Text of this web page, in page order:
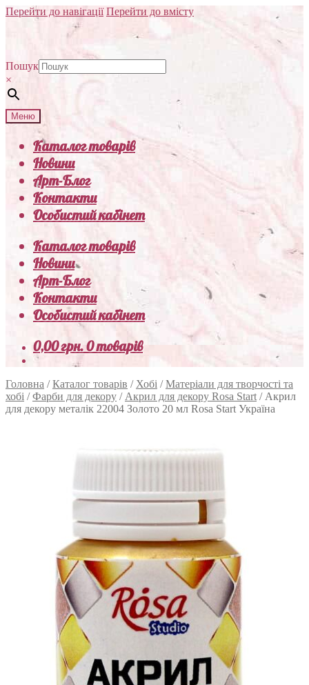
Перейти до навігації Перейти до вмісту
Пошук
×
Меню
Каталог товарів
Новини
Арт-Блог
Контакти
Особистий кабінет
Каталог товарів
Новини
Арт-Блог
Контакти
Особистий кабінет
0,00грн.0 товарів
Головна /Каталог товарів / Хобі /Матеріали для творчості та
хобі /Фарби для декору / Акрил для декору Rosa Start / Акрил
для декору металік 22004 Золото 20 мл Rosa Start Україна